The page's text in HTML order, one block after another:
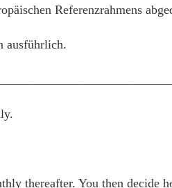
Referenzrahmens
ausführlich.
thereafter. You then